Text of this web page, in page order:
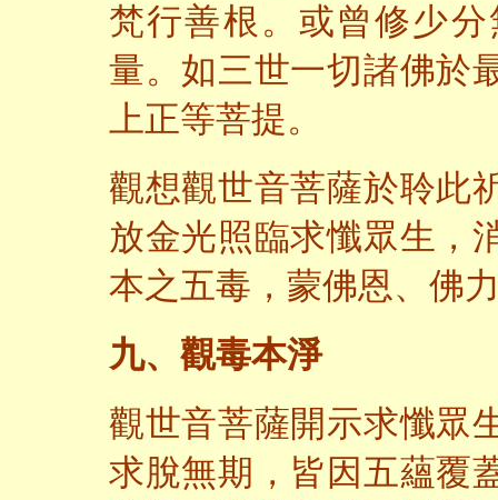
梵行善根。或曾修少
量。如三世一切諸佛於
上正等菩提。
觀想觀世音菩薩於聆此
放金光照臨求懺眾生，
本之五毒，蒙佛恩、佛
九、觀毒本淨
觀世音菩薩開示求懺眾
求脫無期，皆因五蘊覆